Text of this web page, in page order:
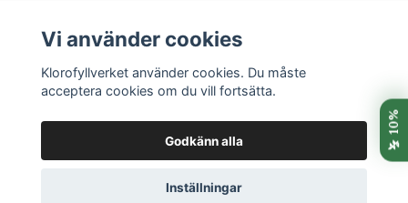
krukväxter.
Ljus
Placera Tillandsia ljust med indirekt ljus. Undvik stark sol
© 2026 Klorofyllverket
Vi använder cookies
Klorofyllverket använder cookies. Du måste
acceptera cookies om du vill fortsätta.
Godkänn alla
Inställningar